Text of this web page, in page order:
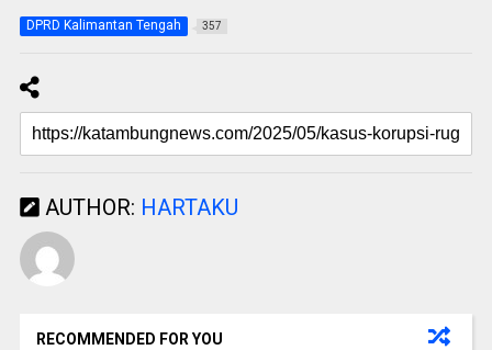
DPRD Kalimantan Tengah 357
AUTHOR: HARTAKU
RECOMMENDED FOR YOU